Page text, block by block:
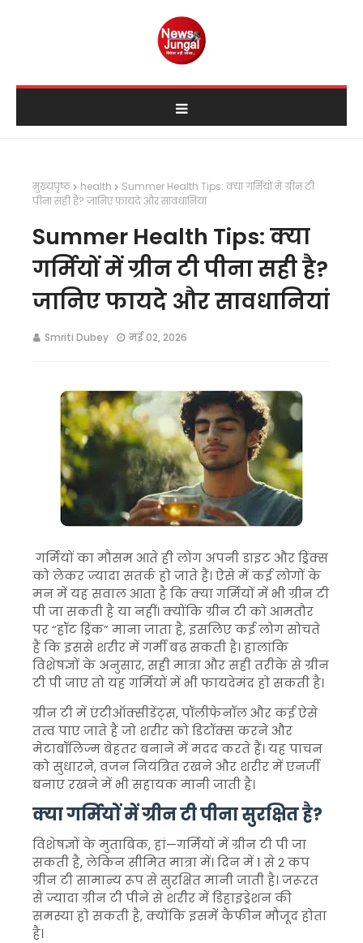
मुख्यपृष्ठ health
Summer Health Tips: क्या गर्मियों में ग्रीन टी
पीना सही है? जानिए फायदे और सावधानियां
Summer Health Tips: क्या
गर्मियों में ग्रीन टी पीना सही है?
जानिए फायदे और सावधानियां
Smriti Dubey मई 02, 2026
गर्मियों का मौसम आते ही लोग अपनी डाइट और ड्रिंक्स
को लेकर ज्यादा सतर्क हो जाते हैं। ऐसे में कई लोगों के
मन में यह सवाल आता है कि क्या गर्मियों में भी ग्रीन टी
पी जा सकती है या नहीं। क्योंकि ग्रीन टी को आमतौर
पर “हॉट ड्रिंक” माना जाता है, इसलिए कई लोग सोचते
हैं कि इससे शरीर में गर्मी बढ़ सकती है। हालांकि
विशेषज्ञों के अनुसार, सही मात्रा और सही तरीके से ग्रीन
टी पी जाए तो यह गर्मियों में भी फायदेमंद हो सकती है।
ग्रीन टी में एंटीऑक्सीडेंट्स, पॉलीफेनॉल और कई ऐसे
तत्व पाए जाते हैं जो शरीर को डिटॉक्स करने और
मेटाबॉलिज्म बेहतर बनाने में मदद करते हैं। यह पाचन
को सुधारने, वजन नियंत्रित रखने और शरीर में एनर्जी
बनाए रखने में भी सहायक मानी जाती है।
क्या गर्मियों में ग्रीन टी पीना सुरक्षित है?
विशेषज्ञों के मुताबिक, हां—गर्मियों में ग्रीन टी पी जा
सकती है, लेकिन सीमित मात्रा में। दिन में 1 से 2 कप
ग्रीन टी सामान्य रूप से सुरक्षित मानी जाती है। जरूरत
से ज्यादा ग्रीन टी पीने से शरीर में डिहाइड्रेशन की
समस्या हो सकती है, क्योंकि इसमें कैफीन मौजूद होता
है।